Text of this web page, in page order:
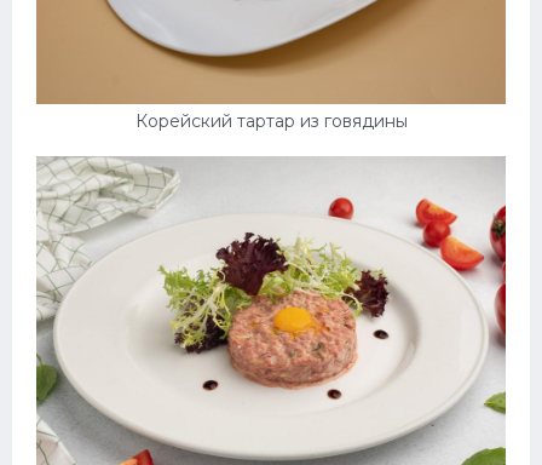
Корейский тартар из говядины